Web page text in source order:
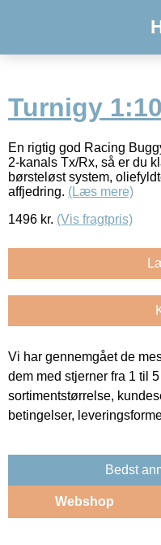
Turnigy
En rigtig god Racing
2-kanals Tx/Rx, så er du
børsteløst system,
affjedring. (Læs mere)
1496 kr. (Vis fragtpris)
Vi har gennemgået de
dem med stjerner fra 1 til
sortimentstørrelse,
betingelser,
Bedst
Webshop